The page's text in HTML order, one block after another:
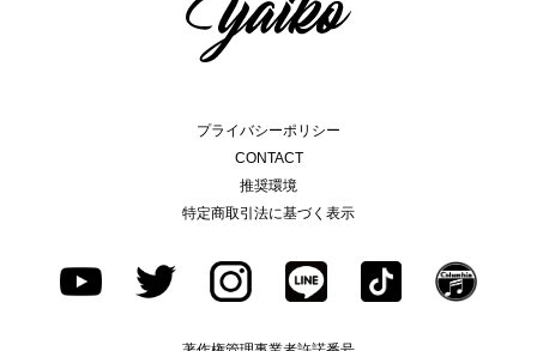
プライバシーポリシー
CONTACT
推奨環境
特定商取引法に基づく表示